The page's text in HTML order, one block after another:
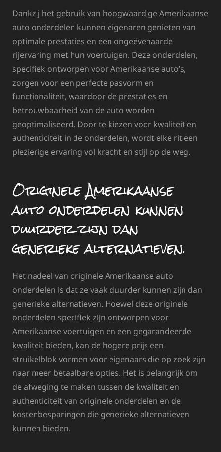
Dankzij het gebruik van hoogwaardige Amerikaanse
auto onderdelen kunnen eigenaren genieten van
optimale prestaties en een ongeëvenaarde
rijervaring met hun voertuigen. Deze onderdelen,
specifiek ontworpen voor Amerikaanse auto’s,
zorgen voor een perfecte pasvorm en
functionaliteit, waardoor de prestaties en
betrouwbaarheid van de auto worden
geoptimaliseerd. Door te kiezen voor kwaliteit en
authenticiteit in de onderdelen, wordt elke rit een
plezierige ervaring vol kracht en stijl op de weg.
Originele Amerikaanse
auto onderdelen kunnen
duurder zijn dan
generieke alternatieven.
Het nadeel van originele Amerikaanse auto
onderdelen is dat ze vaak duurder kunnen zijn dan
generieke alternatieven. Hoewel deze originele
onderdelen specifiek zijn ontworpen voor
Amerikaanse voertuigen en een gegarandeerde
kwaliteit bieden, kan de hogere prijs een
struikelblok vormen voor eigenaars die op zoek zijn
naar meer betaalbare opties. Het is belangrijk om
de afweging te maken tussen de kwaliteit en
authenticiteit van originele onderdelen en de
kostenbesparingen die generieke alternatieven
kunnen bieden.